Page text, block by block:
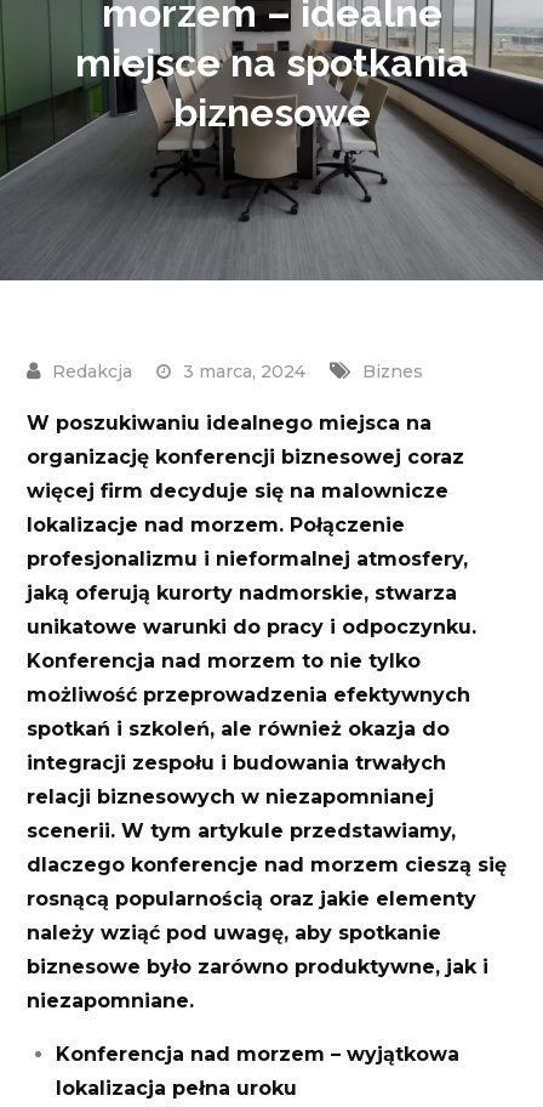
morzem – idealne
miejsce na spotkania
biznesowe
3 marca, 2024 Biznes
W poszukiwaniu idealnego miejsca na
organizację konferencji biznesowej coraz
więcej firm decyduje się na malownicze
lokalizacje nad morzem. Połączenie
profesjonalizmu i nieformalnej atmosfery,
jaką oferują kurorty nadmorskie, stwarza
unikatowe warunki do pracy i odpoczynku.
Konferencja nad morzem to nie tylko
możliwość przeprowadzenia efektywnych
spotkań i szkoleń, ale również okazja do
integracji zespołu i budowania trwałych
relacji biznesowych w niezapomnianej
scenerii. W tym artykule przedstawiamy,
dlaczego konferencje nad morzem cieszą się
rosnącą popularnością oraz jakie elementy
należy wziąć pod uwagę, aby spotkanie
biznesowe było zarówno produktywne, jak i
niezapomniane.
Konferencja nad morzem – wyjątkowa
lokalizacja pełna uroku